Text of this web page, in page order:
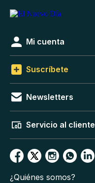
Mi cuenta
Suscríbete
Newsletters
Servicio al cliente
¿Quiénes somos?